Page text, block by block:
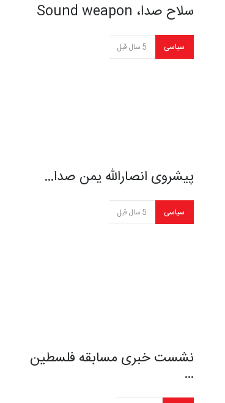
سلاح صدا، Sound weapon
سیاسی 5 سال قبل
پیشروی انصارالله یمن صدا…
سیاسی 5 سال قبل
نشست خبری مسابقه فلسطین
…